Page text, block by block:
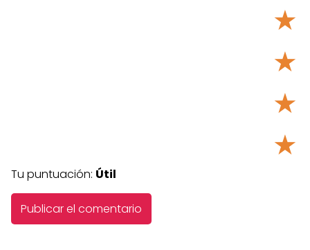
★
★
★
★
Tu puntuación: Útil